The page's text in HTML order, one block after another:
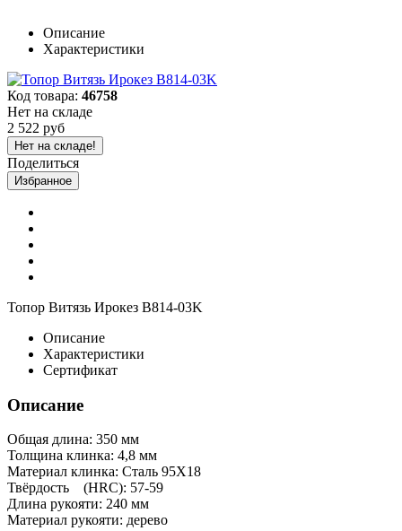
Описание
Характеристики
Код товара: 46758
Нет на складе
2 522 руб
Нет на складе!
Поделиться
Избранное
Топор Витязь Ирокез B814-03K
Описание
Характеристики
Сертификат
Описание
Общая длина: 350 мм
Толщина клинка: 4,8 мм
Материал клинка: Сталь 95Х18
Твёрдость (HRC): 57-59
Длина рукояти: 240 мм
Материал рукояти: дерево